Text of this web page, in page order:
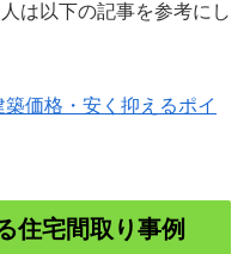
は以下の記事を参考にし
価格・安く抑えるポイ
住宅間取り事例